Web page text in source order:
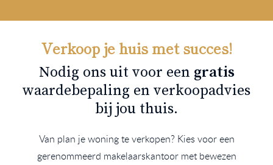
Verkoop je huis met succes!
Nodig ons uit voor een gratis
waardebepaling en verkoopadvies
bij jou thuis.
Van plan je woning te verkopen? Kies voor een
gerenommeerd makelaarskantoor met bewezen